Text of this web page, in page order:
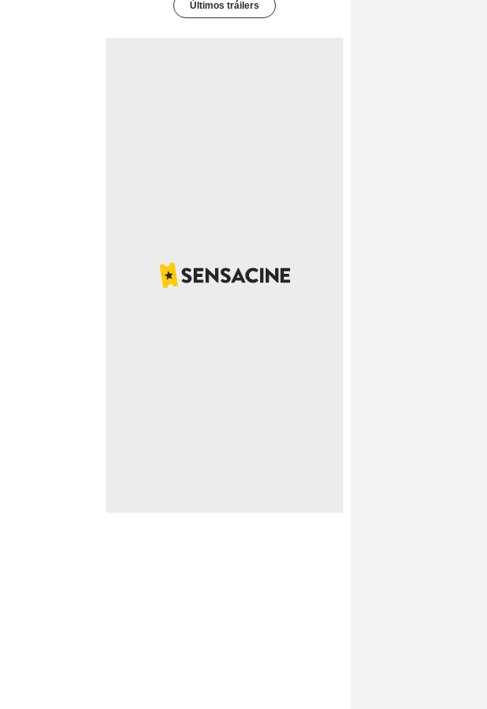
Últimos tráilers